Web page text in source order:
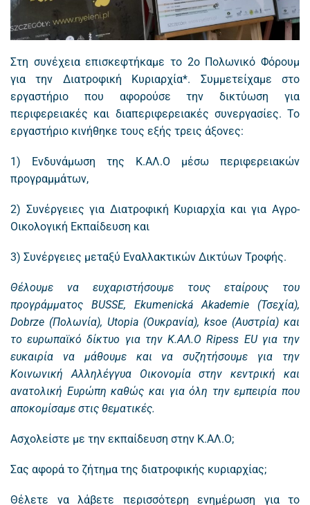
Στη συνέχεια επισκεφτήκαμε το 2ο Πολωνικό Φόρουμ
για την Διατροφική Κυριαρχία*. Συμμετείχαμε στο
εργαστήριο που αφορούσε την δικτύωση για
περιφερειακές και διαπεριφερειακές συνεργασίες. Το
εργαστήριο κινήθηκε τους εξής τρεις άξονες:
1) Ενδυνάμωση της Κ.ΑΛ.Ο μέσω περιφερειακών
προγραμμάτων,
2) Συνέργειες για Διατροφική Κυριαρχία και για Αγρο-
Οικολογική Εκπαίδευση και
3) Συνέργειες μεταξύ Εναλλακτικών Δικτύων Τροφής.
Θέλουμε να ευχαριστήσουμε τους εταίρους του
προγράμματος BUSSE, Ekumenická Akademie (Τσεχία),
Dobrze (Πολωνία), Utopia (Ουκρανία), ksoe (Αυστρία) και
το ευρωπαϊκό δίκτυο για την Κ.ΑΛ.Ο Ripess EU για την
ευκαιρία να μάθουμε και να συζητήσουμε για την
Κοινωνική Αλληλέγγυα Οικονομία στην κεντρική και
ανατολική Ευρώπη καθώς και για όλη την εμπειρία που
αποκομίσαμε στις θεματικές.
Ασχολείστε με την εκπαίδευση στην Κ.ΑΛ.Ο;
Σας αφορά το ζήτημα της διατροφικής κυριαρχίας;
Θέλετε να λάβετε περισσότερη ενημέρωση για το